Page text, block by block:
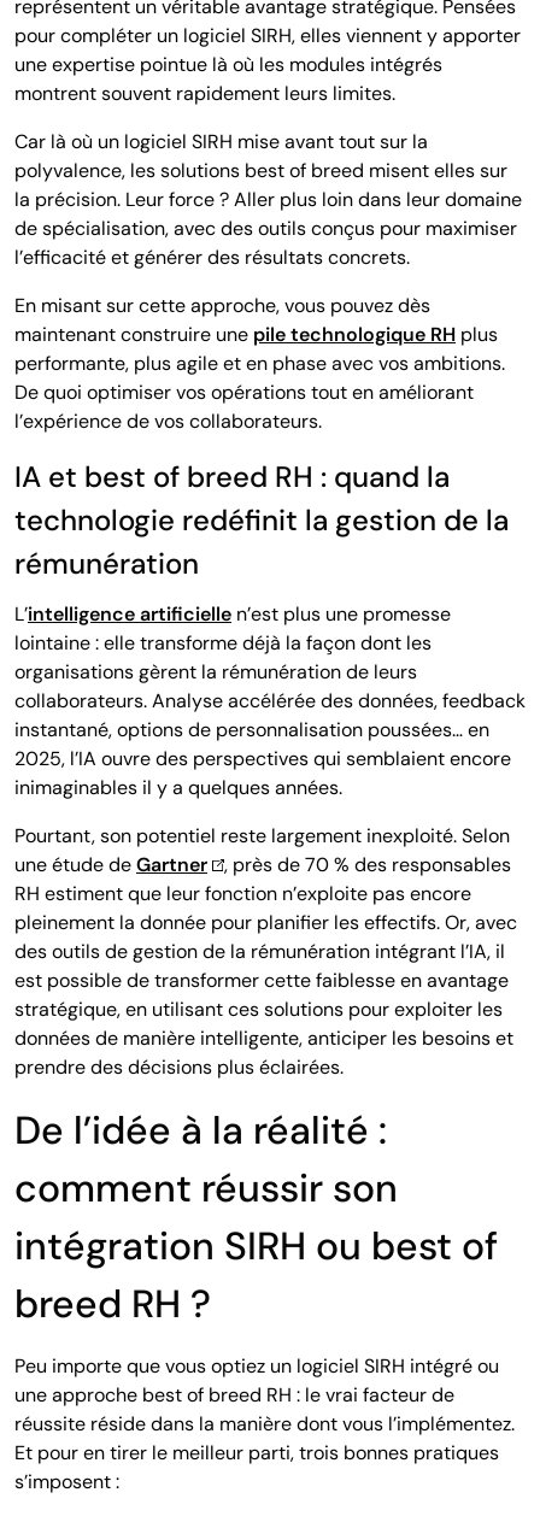
représentent un véritable avantage stratégique. Pensées
pour compléter un logiciel SIRH, elles viennent y apporter
une expertise pointue là où les modules intégrés
montrent souvent rapidement leurs limites.
Car là où un logiciel SIRH mise avant tout sur la
polyvalence, les solutions best of breed misent elles sur
la précision. Leur force ? Aller plus loin dans leur domaine
de spécialisation, avec des outils conçus pour maximiser
l’efficacité et générer des résultats concrets.
En misant sur cette approche, vous pouvez dès
maintenant construire une pile technologique RH plus
performante, plus agile et en phase avec vos ambitions.
De quoi optimiser vos opérations tout en améliorant
l’expérience de vos collaborateurs.
IA et best of breed RH : quand la
technologie redéfinit la gestion de la
rémunération
L’intelligence artificielle n’est plus une promesse
lointaine : elle transforme déjà la façon dont les
organisations gèrent la rémunération de leurs
collaborateurs. Analyse accélérée des données, feedback
instantané, options de personnalisation poussées… en
2025, l’IA ouvre des perspectives qui semblaient encore
inimaginables il y a quelques années.
Pourtant, son potentiel reste largement inexploité. Selon
une étude deGartner
, près de 70 % des responsables
RH estiment que leur fonction n’exploite pas encore
pleinement la donnée pour planifier les effectifs. Or, avec
des outils de gestion de la rémunération intégrant l’IA, il
est possible de transformer cette faiblesse en avantage
stratégique, en utilisant ces solutions pour exploiter les
données de manière intelligente, anticiper les besoins et
prendre des décisions plus éclairées.
De l’idée à la réalité :
comment réussir son
intégration SIRH ou best of
breed RH ?
Peu importe que vous optiez un logiciel SIRH intégré ou
une approche best of breed RH : le vrai facteur de
réussite réside dans la manière dont vous l’implémentez.
Et pour en tirer le meilleur parti, trois bonnes pratiques
s’imposent :